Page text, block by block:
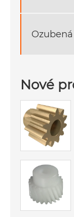
Nové